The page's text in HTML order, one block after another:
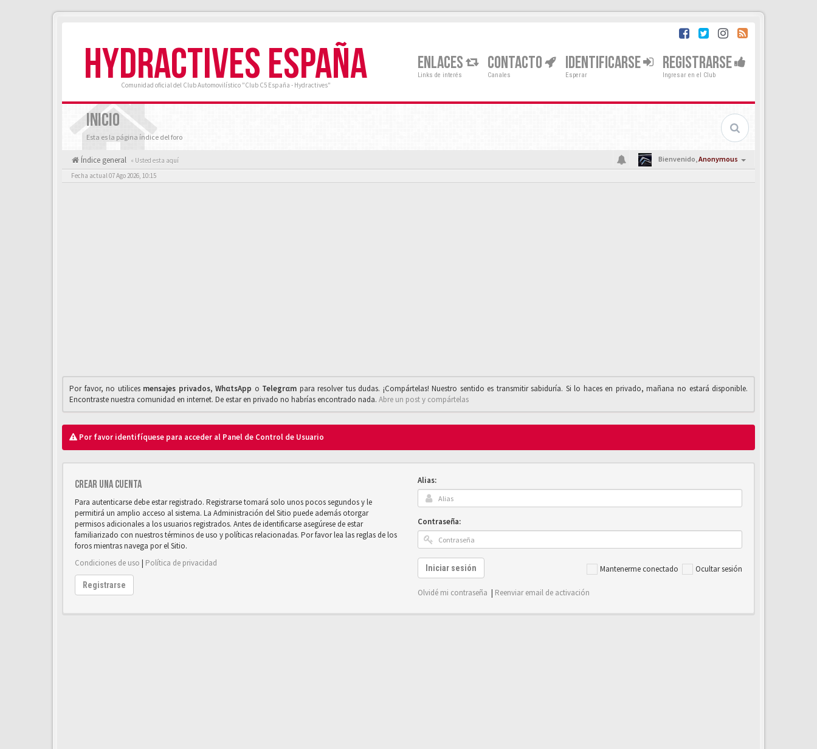
HYDRACTIVES ESPAÑA
Comunidad oficial del Club Automovilístico "Club C5 España - Hydractives"
ENLACES
Links de interés
CONTACTO
Canales
IDENTIFICARSE
Esperar
REGISTRARSE
Ingresar en el Club
INICIO
Esta es la página índice del foro
Índice general « Usted esta aquí Bienvenido,Anonymous
Fecha actual 07 Ago 2026, 10:15
Por favor, no utilices mensajes privados,WhαtsApp o Telegrαm para resolver tus dudas. ¡Compártelas! Nuestro sentido es transmitir sabiduría. Si lo haces en privado, mañana no estará disponible.
Encontraste nuestra comunidad en internet. De estar en privado no habrías encontrado nada. Abre un post y compártelas
Por favor identifíquese para acceder al Panel de Control de Usuario
Crear una cuenta
Para autenticarse debe estar registrado. Registrarse tomará solo unos pocos segundos y le
permitirá un amplio acceso al sistema. La Administración del Sitio puede además otorgar
permisos adicionales a los usuarios registrados. Antes de identificarse asegúrese de estar
familiarizado con nuestros términos de uso y políticas relacionadas. Por favor lea las reglas de los
foros mientras navega por el Sitio.
Condiciones de uso | Política de privacidad
Registrarse
Alias:
Contraseña:
Mantenerme conectado Ocultar sesión
Iniciar sesión
Olvidé mi contraseña | Reenviar email de activación